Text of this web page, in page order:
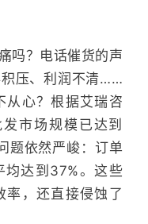
吗？电话催货的声
积压、利润不清……
从心？根据艾瑞咨
市场规模已达到
题依然严峻：订单
均达到37%。这些
率，还直接侵蚀了